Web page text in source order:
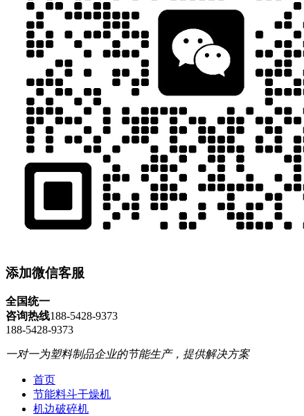
添加微信客服
全国统一
咨询热线188-5428-9373
188-5428-9373
一对一为塑料制品企业的节能生产，提供解决方案
首页
节能料斗干燥机
机边破碎机